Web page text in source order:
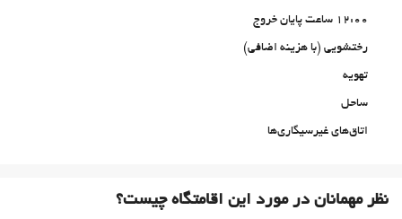
12:00 ساعت پایان خروج
رختشویی (با هزینه اضافی)
تهویه
ساحل
اتاق‌های غیرسیگاری‌ها
استخر
نظر مهمانان در مورد این اقامتگاه چیست؟